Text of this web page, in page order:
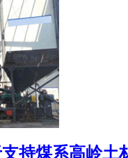
持煤系高岭土